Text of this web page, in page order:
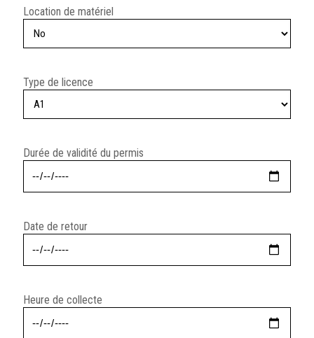
Location de matériel
Type de licence
Durée de validité du permis
Date de retour
Heure de collecte